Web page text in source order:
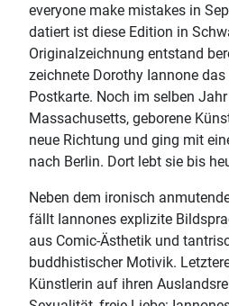
everyone make mistakes in
datiert ist diese Edition in
Originalzeichnung entstand
zeichnete Dorothy Iannone
Postkarte. Noch im selben
Massachusetts, geborene
neue Richtung und ging mit
nach Berlin. Dort lebt sie bis
Neben dem ironisch
fällt Iannones explizite
aus Comic-Ästhetik und
buddhistischer Motivik.
Künstlerin auf ihren